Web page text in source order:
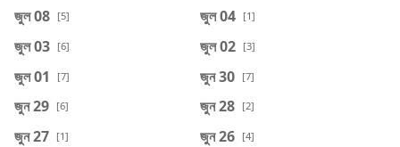
জুল 08 [5] জুল 04 [1]
জুল 03 [6] জুল 02 [3]
জুল 01 [7] জুন 30 [7]
জুন 29 [6] জুন 28 [2]
জুন 27 [1] জুন 26 [4]